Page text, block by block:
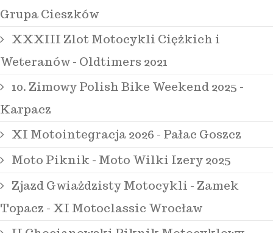
Grupa Cieszków
XXXIII Zlot Motocykli Ciężkich i
Weteranów - Oldtimers 2021
10. Zimowy Polish Bike Weekend 2025 -
Karpacz
XI Motointegracja 2026 - Pałac Goszcz
Moto Piknik - Moto Wilki Izery 2025
Zjazd Gwiażdzisty Motocykli - Zamek
Topacz - XI Motoclassic Wrocław